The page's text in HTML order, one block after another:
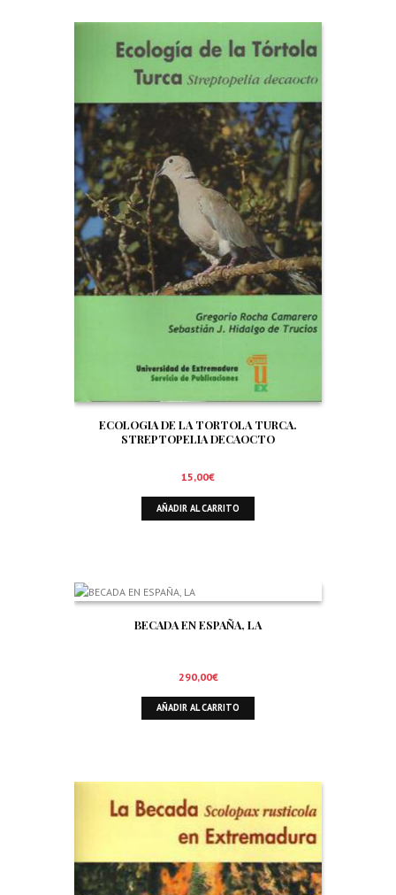
ECOLOGIA DE LA TORTOLA TURCA.
STREPTOPELIA DECAOCTO
15,00€
AÑADIR AL CARRITO
BECADA EN ESPAÑA, LA
290,00€
AÑADIR AL CARRITO